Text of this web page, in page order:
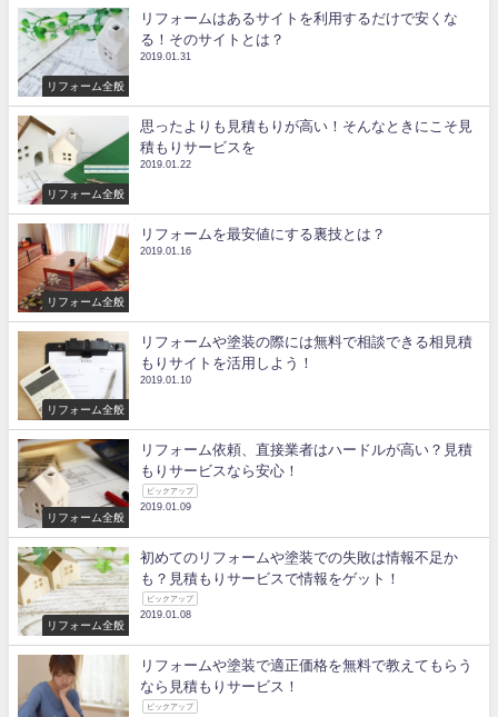
リフォーム全般
リフォームはあるサイトを利用するだけで安くな
る！そのサイトとは？
2019.01.31
リフォーム全般
思ったよりも見積もりが高い！そんなときにこそ見
積もりサービスを
2019.01.22
リフォーム全般
リフォームを最安値にする裏技とは？
2019.01.16
リフォーム全般
リフォームや塗装の際には無料で相談できる相見積
もりサイトを活用しよう！
2019.01.10
リフォーム全般
リフォーム依頼、直接業者はハードルが高い？見積
もりサービスなら安心！
ピックアップ
2019.01.09
リフォーム全般
初めてのリフォームや塗装での失敗は情報不足か
も？見積もりサービスで情報をゲット！
ピックアップ
2019.01.08
リフォームや塗装で適正価格を無料で教えてもらう
なら見積もりサービス！
ピックアップ